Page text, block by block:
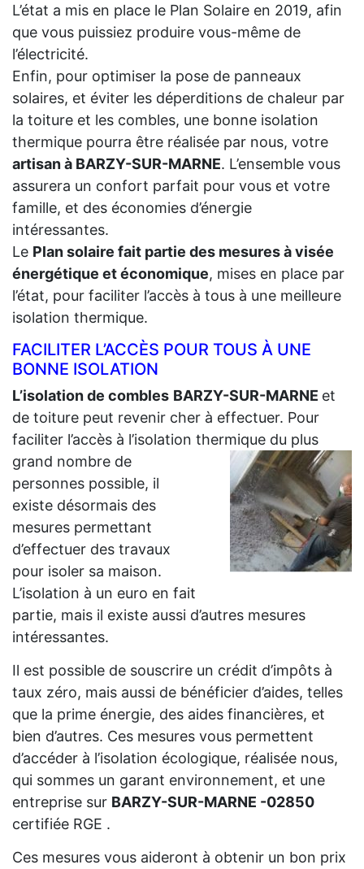
L’état a mis en place le Plan Solaire en 2019, afin
que vous puissiez produire vous-même de
l’électricité.
Enfin, pour optimiser la pose de panneaux
solaires, et éviter les déperditions de chaleur par
la toiture et les combles, une bonne isolation
thermique pourra être réalisée par nous, votre
artisan à BARZY-SUR-MARNE. L’ensemble vous
assurera un confort parfait pour vous et votre
famille, et des économies d’énergie
intéressantes.
Le Plan solaire fait partie des mesures à visée
énergétique et économique, mises en place par
l’état, pour faciliter l’accès à tous à une meilleure
isolation thermique.
FACILITER L’ACCÈS POUR TOUS À UNE
BONNE ISOLATION
L’isolation de combles BARZY-SUR-MARNE et
de toiture peut revenir cher à effectuer. Pour
faciliter l’accès à l’isolation thermique du plus
grand nombre de
personnes possible, il
existe désormais des
mesures permettant
d’effectuer des travaux
pour isoler sa maison.
L’isolation à un euro en fait
partie, mais il existe aussi d’autres mesures
intéressantes.
Il est possible de souscrire un crédit d’impôts à
taux zéro, mais aussi de bénéficier d’aides, telles
que la prime énergie, des aides financières, et
bien d’autres. Ces mesures vous permettent
d’accéder à l’isolation écologique, réalisée nous,
qui sommes un garant environnement, et une
entreprise sur BARZY-SUR-MARNE -02850
certifiée RGE .
Ces mesures vous aideront à obtenir un bon prix